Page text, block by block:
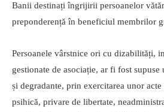
Banii destinați îngrijirii persoanelor
preponderență în beneficiul membrilor
Persoanele vârstnice ori cu dizabilități,
gestionate de asociație, ar fi fost supuse
și degradante, prin exercitarea unor
psihică, privare de libertate,